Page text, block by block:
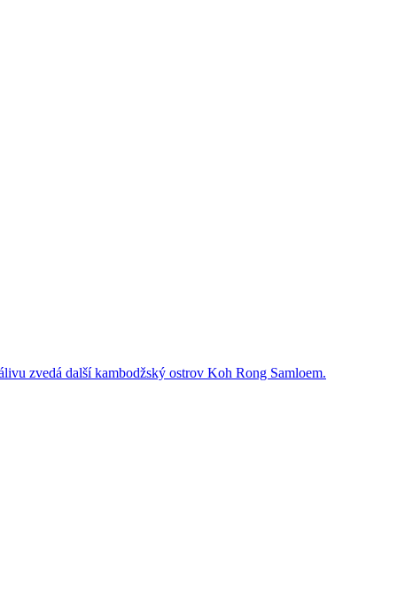
zvedá další kambodžský ostrov Koh Rong Samloem.